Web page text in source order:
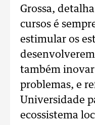
Grossa,
cursos é
estimular os
também
problemas, e
Universidade
ecossistema